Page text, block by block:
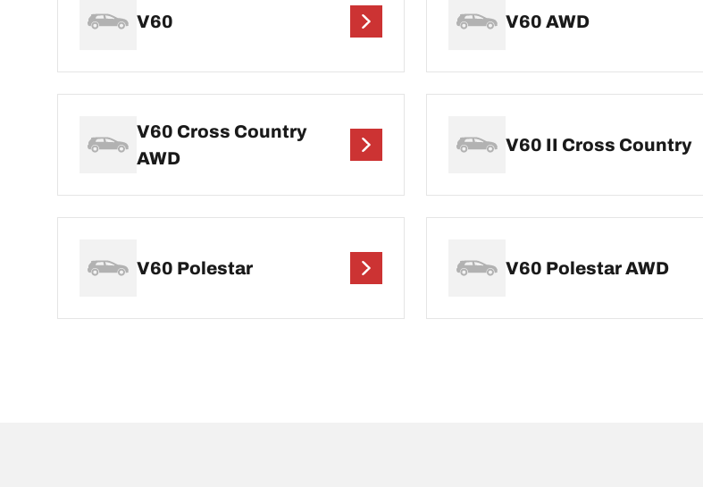
V60 V60 AWD
V60 Cross Country
AWD
V60 II Cross Country
V60 Polestar V60 Polestar AWD